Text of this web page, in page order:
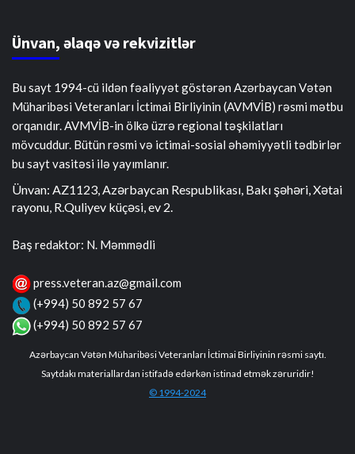
Ünvan, əlaqə və rekvizitlər
Bu sayt 1994-cü ildən fəaliyyət göstərən Azərbaycan Vətən
Müharibəsi Veteranları İctimai Birliyinin (AVMVİB) rəsmi mətbu
orqanıdır. AVMVİB-in ölkə üzrə regional təşkilatları
mövcuddur. Bütün rəsmi və ictimai-sosial əhəmiyyətli tədbirlər
bu sayt vasitəsi ilə yayımlanır.
Ünvan: AZ1123, Azərbaycan Respublikası, Bakı şəhəri, Xətai
rayonu, R.Quliyev küçəsi, ev 2.
Baş redaktor: N. Məmmədli
press.veteran.az@gmail.com
(+994) 50 892 57 67
(+994) 50 892 57 67
Azərbaycan Vətən Müharibəsi Veteranları İctimai Birliyinin rəsmi saytı.
Saytdakı materiallardan istifadə edərkən istinad etmək zəruridir!
© 1994-2024